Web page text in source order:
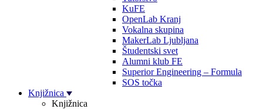
KuFE
OpenLab Kranj
Vokalna skupina
MakerLab Ljubljana
Študentski svet
Alumni klub FE
Superior Engineering – Formula
SOS točka
Knjižnica
Knjižnica